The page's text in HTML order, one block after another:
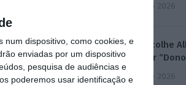
num dispositivo, como cookies, e
enviadas por um dispositivo
pesquisa de audiências e
poderemos usar identificação e
4 Agosto 2026
TML escolhe
para ser
4 Agosto 2026